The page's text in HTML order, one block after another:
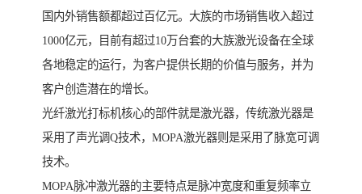
国内外销售额都超过百亿元。大族的市场销售收入超过
1000亿元，目前有超过10万台套的大族激光设备在全球
各地稳定的运行，为客户提供长期的价值与服务，并为
客户创造潜在的增长。
光纤激光打标机核心的部件就是激光器，传统激光器是
采用了声光调Q技术，MOPA激光器则是采用了脉宽可调
技术。
MOPA脉冲激光器的主要特点是脉冲宽度和重复频率立